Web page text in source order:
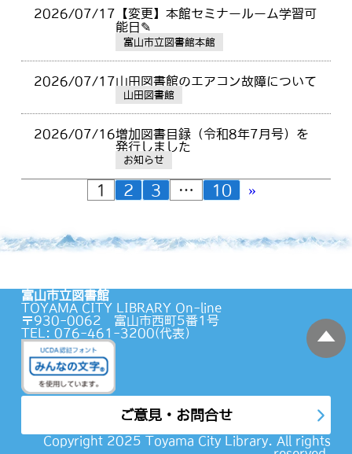
2026/07/17 【変更】本館セミナールーム学習可
能日✎
富山市立図書館本館
2026/07/17山田図書館のエアコン故障について
山田図書館
2026/07/16増加図書目録（令和8年7月号）を
発行しました
お知らせ
1 2 3 … 10 »
蔵書検索
富山市立図書館
TOYAMA CITY LIBRARY On-line
〒930-0062 富山市西町5番1号
TEL: 076-461-3200(代表）
ご意見・お問合せ
Copyright 2025 Toyama City Library. All rights